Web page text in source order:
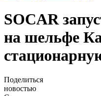
SOCAR
на шельфе
Поделиться
новостью